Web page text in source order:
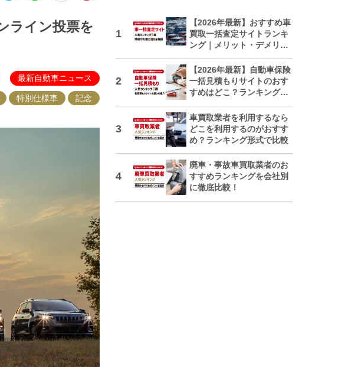
ライン投票を
最新自動車ニュース
特別仕様車 記念
【2026年最新】おすすめ車
買取一括査定サイトランキ
ング｜メリット・デメリッ
トも解説
【2026年最新】自動車保険
一括見積もりサイトのおす
すめはどこ？ランキングで
車買取業者を利用するなら
どこを利用するのがおすす
め？ランキング形式で比較
廃車・事故車買取業者のお
すすめランキングを会社別
に徹底比較！